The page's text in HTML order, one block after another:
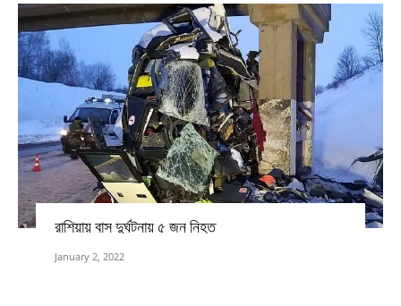
রাশিয়ায় বাস দুর্ঘটনায় ৫ জন নিহত
January 2, 2022